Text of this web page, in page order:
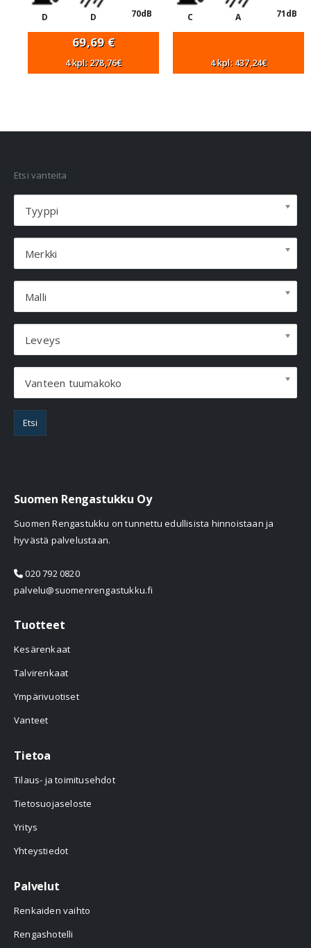
D D 70dB
69,69 €
4 kpl: 278,76€
C A 71dB
4 kpl: 437,24€
Etsi vanteita
Tyyppi
Merkki
Malli
Leveys
Vanteen tuumakoko
Etsi
Suomen Rengastukku Oy
Suomen Rengastukku on tunnettu edullisista hinnoistaan ja
hyvästä palvelustaan.
020 792 0820
palvelu@suomenrengastukku.fi
Tuotteet
Kesärenkaat
Talvirenkaat
Ympärivuotiset
Vanteet
Tietoa
Tilaus- ja toimitusehdot
Tietosuojaseloste
Yritys
Yhteystiedot
Palvelut
Renkaiden vaihto
Rengashotelli